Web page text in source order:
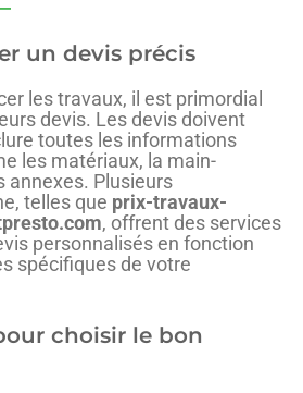
un devis précis
les travaux, il est primordial
devis. Les devis doivent
toutes les informations
les matériaux, la main-
annexes. Plusieurs
telles que prix-travaux-
, offrent des services
personnalisés en fonction
spécifiques de votre
choisir le bon